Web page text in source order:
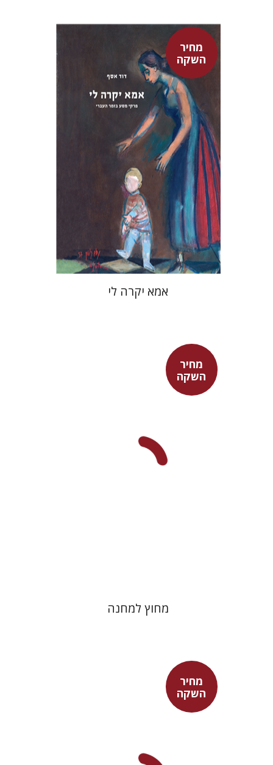
מחיר
השקהדוד אסף
מחיר השקה
$53
$37
אמא יקרה לי
מחיר
השקה
מאיה שבת
מחוץ למחנה
מחיר
השקה
בני מר